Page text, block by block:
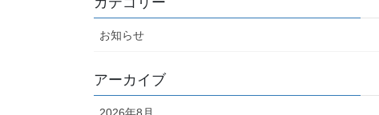
お知らせ
アーカイブ